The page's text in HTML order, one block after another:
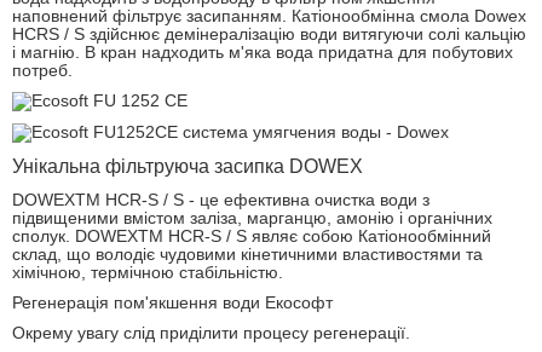
наповнений фільтрує засипанням. Катіонообмінна смола Dowex
HCRS / S здійснює демінералізацію води витягуючи солі кальцію
і магнію. В кран надходить м'яка вода придатна для побутових
потреб.
Унікальна фільтруюча засипка DOWEX
DOWEXTM HCR-S / S - це ефективна очистка води з
підвищеними вмістом заліза, марганцю, амонію і органічних
сполук. DOWEXTM HCR-S / S являє собою Катіонообмінний
склад, що володіє чудовими кінетичними властивостями та
хімічною, термічною стабільністю.
Регенерація пом'якшення води Екософт
Окрему увагу слід приділити процесу регенерації.